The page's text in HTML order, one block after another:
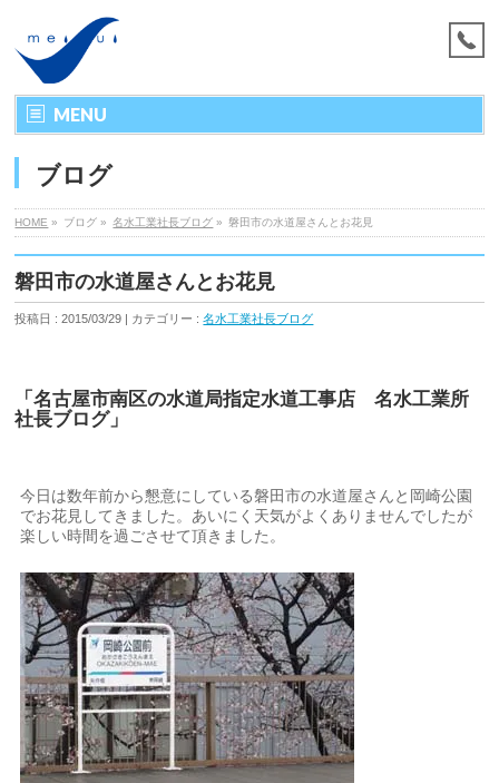
MENU
ブログ
HOME » ブログ » 名水工業社長ブログ » 磐田市の水道屋さんとお花見
磐田市の水道屋さんとお花見
投稿日 : 2015/03/29 | カテゴリー :名水工業社長ブログ
「名古屋市南区の水道局指定水道工事店 名水工業所
社長ブログ」
今日は数年前から懇意にしている磐田市の水道屋さんと岡崎公園
でお花見してきました。あいにく天気がよくありませんでしたが
楽しい時間を過ごさせて頂きました。